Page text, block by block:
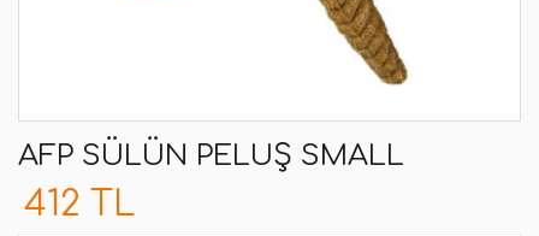
AFP SÜLÜN PELUŞ SMALL
412 TL